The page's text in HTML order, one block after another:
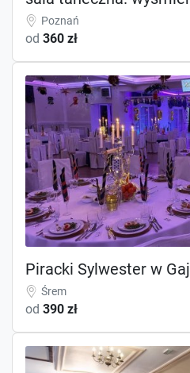
Poznań
od 360 zł
Piracki Sylwester w
Śrem
od 390 zł